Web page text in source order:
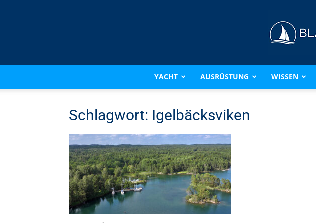
YACHT AUSRÜSTUNG WISSEN
Schlagwort: Igelbäcksviken